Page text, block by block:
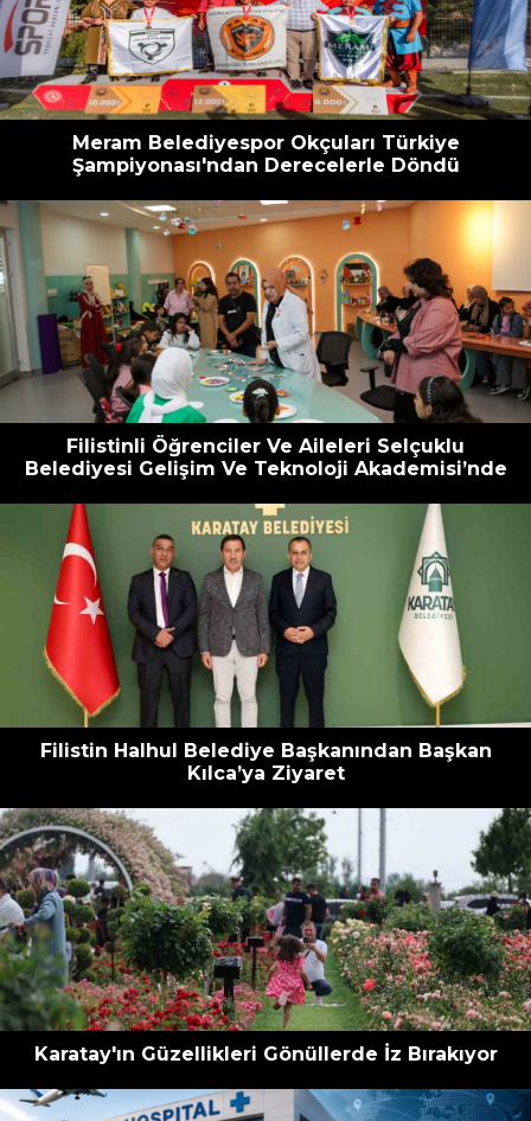
escort
havalimanı
transfer
oyna
bahis
siteleri
Meram Belediyespor Okçuları Türkiye
Şampiyonası'ndan Derecelerle Döndü
Filistinli Öğrenciler Ve Aileleri Selçuklu
Belediyesi Gelişim Ve Teknoloji Akademisi’nde
Filistin Halhul Belediye Başkanından Başkan
Kılca’ya Ziyaret
Karatay'ın Güzellikleri Gönüllerde İz Bırakıyor